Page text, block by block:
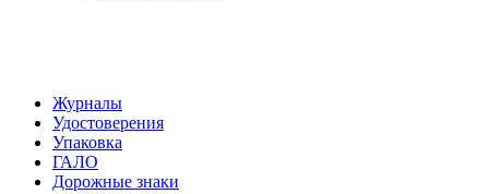
Журналы
Удостоверения
Упаковка
ГАЛО
Дорожные знаки